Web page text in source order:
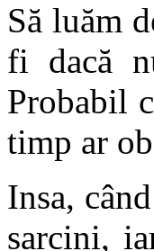
Să luăm
fi dacă
Probabil
timp ar
Insa,
sarcini,